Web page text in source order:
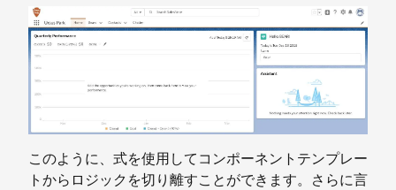
このように、式を使用してコンポーネントテンプレー
トからロジックを切り離すことができます。さらに言